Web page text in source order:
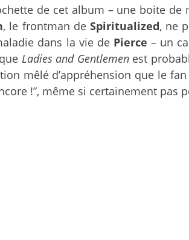
de cet album – une boite
, le frontman de Spiritualized, ne
dans la vie dePierce – un
Ladies and Gentlemenest
mêlé d’appréhension que le
!”, même si certainement pas